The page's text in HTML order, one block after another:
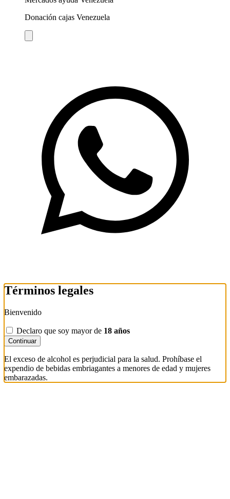
Donación cajas Venezuela
Términos legales
Bienvenido
Declaro que soy mayor de 18 años
Continuar
El exceso de alcohol es perjudicial para la salud. Prohíbase el
expendio de bebidas embriagantes a menores de edad y mujeres
embarazadas.